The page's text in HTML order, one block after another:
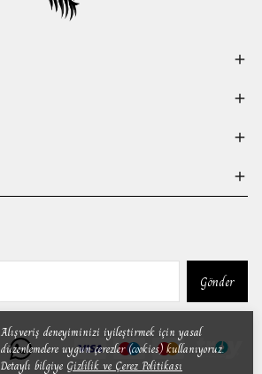
Alışveriş deneyiminizi iyileştirmek için yasal
düzenlemelere uygun çerezler (cookies) kullanıyoruz.
Detaylı bilgiye Gizlilik ve Çerez Politikası
Gönder